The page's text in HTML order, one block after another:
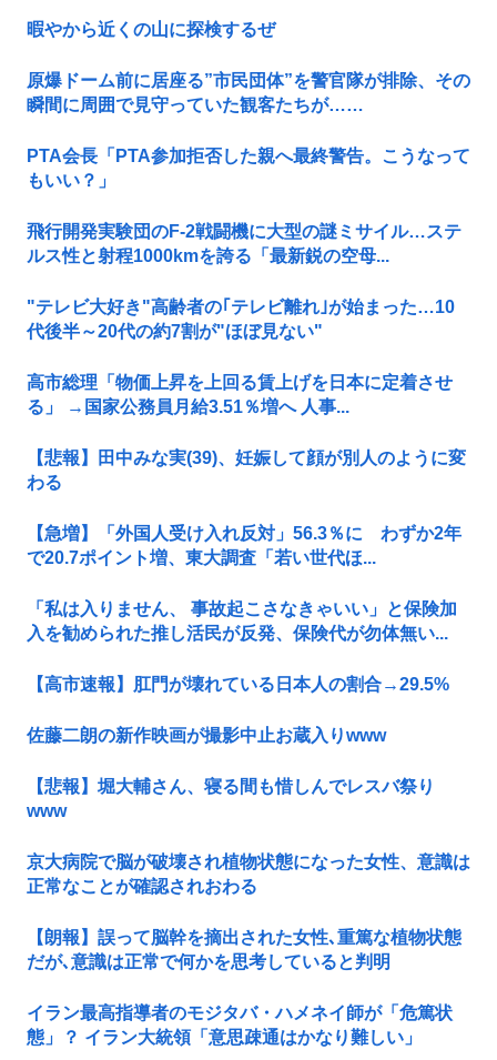
暇やから近くの山に探検するぜ
原爆ドーム前に居座る”市民団体”を警官隊が排除、その
瞬間に周囲で見守っていた観客たちが……
PTA会長「PTA参加拒否した親へ最終警告。こうなって
もいい？」
飛行開発実験団のF-2戦闘機に大型の謎ミサイル…ステ
ルス性と射程1000kmを誇る「最新鋭の空母...
"テレビ大好き"高齢者の｢テレビ離れ｣が始まった…10
代後半～20代の約7割が"ほぼ見ない"
高市総理「物価上昇を上回る賃上げを日本に定着させ
る」 →国家公務員月給3.51％増へ 人事...
【悲報】田中みな実(39)、妊娠して顔が別人のように変
わる
【急増】「外国人受け入れ反対」56.3％に わずか2年
で20.7ポイント増、東大調査「若い世代ほ...
「私は入りません、 事故起こさなきゃいい」と保険加
入を勧められた推し活民が反発、保険代が勿体無い...
【高市速報】肛門が壊れている日本人の割合→29.5%
佐藤二朗の新作映画が撮影中止お蔵入りwww
【悲報】堀大輔さん、寝る間も惜しんでレスバ祭り
www
京大病院で脳が破壊され植物状態になった女性、意識は
正常なことが確認されおわる
【朗報】誤って脳幹を摘出された女性､重篤な植物状態
だが､意識は正常で何かを思考していると判明
イラン最高指導者のモジタバ・ハメネイ師が「危篤状
態」？ イラン大統領「意思疎通はかなり難しい」